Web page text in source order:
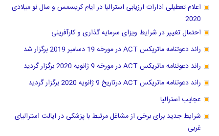
اعلام تعطیلی ادارات ارزیابی استرالیا در ایام کریسمس و سال نو میلادی
2020
احتمال تغییر در شرایط ویزای سرمایه گذاری و کارآفرینی
راند دعوتنامه ماتریکس ACT در مورخه 19 دسامبر 2019 برگزار شد
راند دعوتنامه ماتریکس ACT در مورخه 9 ژانویه 2020 برگزار گردید
راند دعوتنامه ماتریکس ACT درتاریخ 9 ژانویه 2020 برگزار گردید
عجایب استرالیا
شرایط جدید برای برخی از مشاغل مرتبط با پزشکی در ایالت استرالیای
غربی